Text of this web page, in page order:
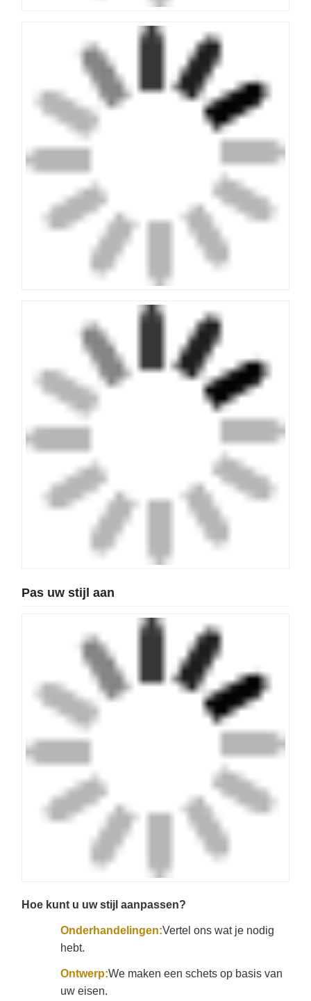
Pas uw stijl aan
Hoe kunt u uw stijl aanpassen?
Onderhandelingen:
Vertel ons wat je nodig
Ontwerp:
We maken een schets op basis van
Selecteer materiaal:
materiaal en kleur.
Productie: We maken uw maatwerk.
Vervoer:
Verzonden via UPS of uw favoriete
vervoerder.
Voltooiing:
Eindelijke goedkeuring na
ontvangst van uw order.
Productietijd: Ongeveer 15 tot 30 dagen.
Voorbeelden van op maat gemaakte ontwerpen